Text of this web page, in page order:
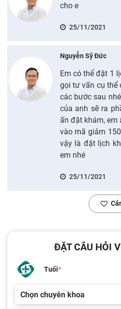
cho e
25/11/2021
Nguyễn Sỹ Đức
Em có thể đặt 1
gọi tư vấn cụ thể
các bước sau
của anh sẽ ra
ấn đặt khám, em
vào mã giảm
vậy là đặt lịch
em nhé
25/11/2021
ĐẶT CÂU HỎI
Tuổi
Chọn chuyên khoa